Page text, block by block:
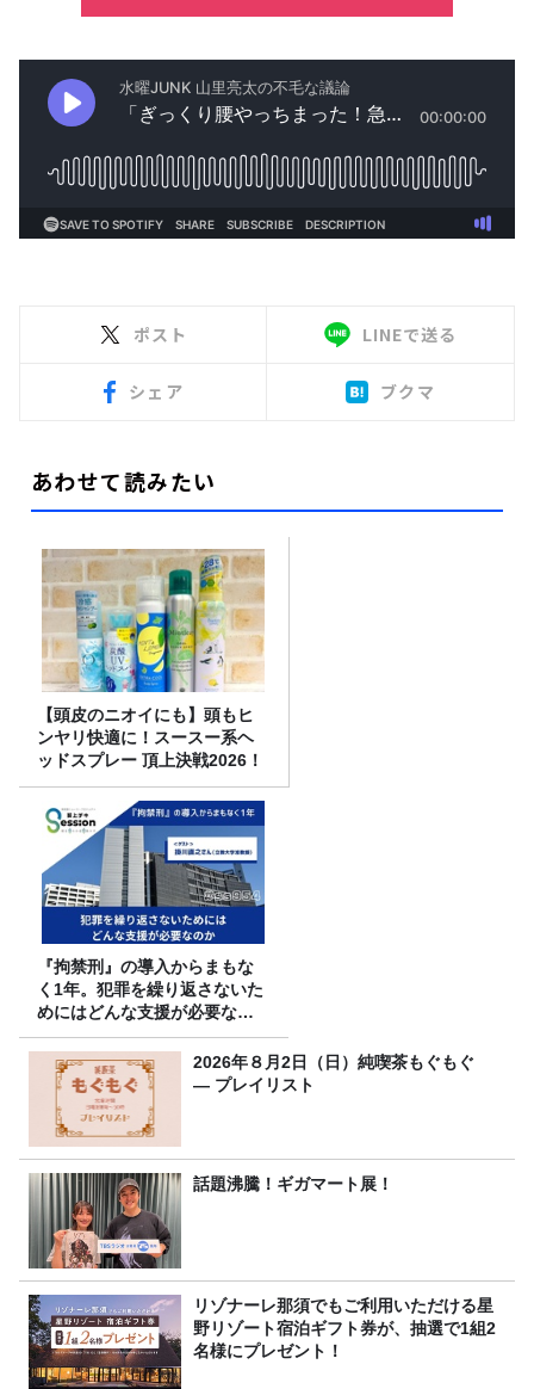
ポスト LINEで送る
シェア ブクマ
あわせて読みたい
【頭皮のニオイにも】頭もヒ
ンヤリ快適に！スースー系ヘ
ッドスプレー 頂上決戦2026！
『拘禁刑』の導入からまもな
く1年。犯罪を繰り返さないた
めにはどんな支援が必要なの
か
2026年８月2日（日）純喫茶もぐもぐ
― プレイリスト
話題沸騰！ギガマート展！
リゾナーレ那須でもご利用いただける星
野リゾート宿泊ギフト券が、抽選で1組2
名様にプレゼント！